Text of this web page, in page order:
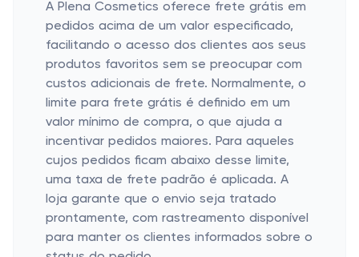
A Plena Cosmetics oferece frete grátis em
pedidos acima de um valor especificado,
facilitando o acesso dos clientes aos seus
produtos favoritos sem se preocupar com
custos adicionais de frete. Normalmente, o
limite para frete grátis é definido em um
valor mínimo de compra, o que ajuda a
incentivar pedidos maiores. Para aqueles
cujos pedidos ficam abaixo desse limite,
uma taxa de frete padrão é aplicada. A
loja garante que o envio seja tratado
prontamente, com rastreamento disponível
para manter os clientes informados sobre o